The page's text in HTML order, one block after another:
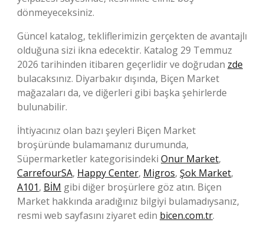
dönmeyeceksiniz.
Güncel katalog, tekliflerimizin gerçekten de avantajlı
olduğuna sizi ikna edecektir. Katalog 29 Temmuz
2026 tarihinden itibaren geçerlidir ve doğrudan zde
bulacaksınız. Diyarbakır dışında, Biçen Market
mağazaları da, ve diğerleri gibi başka şehirlerde
bulunabilir.
İhtiyacınız olan bazı şeyleri Biçen Market
broşüründe bulamamanız durumunda,
Süpermarketler kategorisindeki Onur Market,
CarrefourSA, Happy Center, Migros, Şok Market,
A101, BİM gibi diğer broşürlere göz atın. Biçen
Market hakkında aradığınız bilgiyi bulamadıysanız,
resmi web sayfasını ziyaret edin bicen.com.tr.